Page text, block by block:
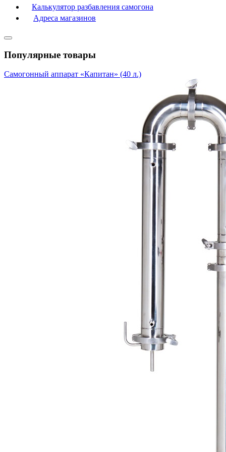
Калькулятор разбавления самогона
Адреса магазинов
Популярные товары
Самогонный аппарат «Капитан» (40 л.)